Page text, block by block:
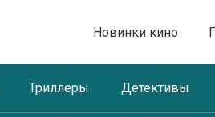
Новинки кино
Триллеры Детективы